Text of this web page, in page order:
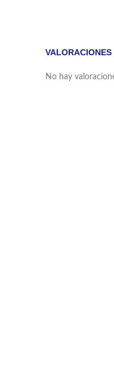
VALORACIONES
No hay